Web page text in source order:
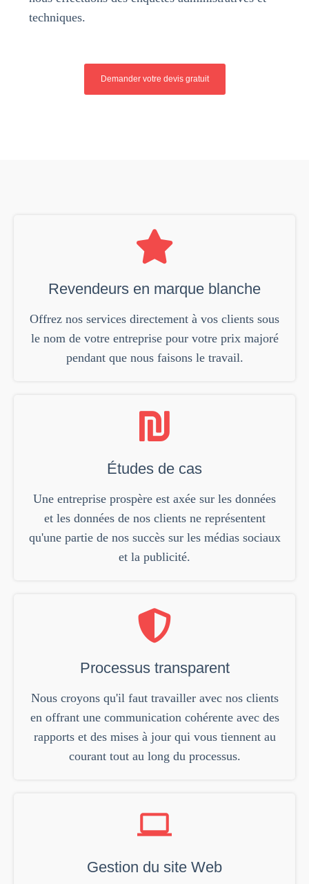
techniques.
Demander votre devis gratuit
Revendeurs en marque blanche
Offrez nos services directement à vos clients sous
le nom de votre entreprise pour votre prix majoré
pendant que nous faisons le travail.
Études de cas
Une entreprise prospère est axée sur les données
et les données de nos clients ne représentent
qu'une partie de nos succès sur les médias sociaux
et la publicité.
Processus transparent
Nous croyons qu'il faut travailler avec nos clients
en offrant une communication cohérente avec des
rapports et des mises à jour qui vous tiennent au
courant tout au long du processus.
Gestion du site Web